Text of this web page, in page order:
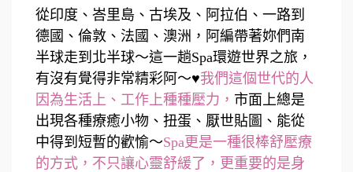
從印度、峇里島、古埃及、阿拉伯、一路到
德國、倫敦、法國、澳洲，阿編帶著妳們南
半球走到北半球～這一趟Spa環遊世界之旅，
有沒有覺得非常精彩阿～♥我們這個世代的人
因為生活上、工作上種種壓力， 市面上總是
出現各種療癒小物、扭蛋、厭世貼圖、能從
中得到短暫的歡愉～Spa更是一種很棒舒壓療
的方式，不只讓心靈舒緩了，更重要的是身